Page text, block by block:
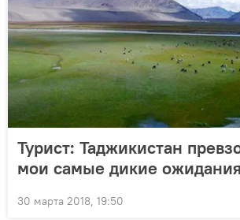
Турист: Таджикистан
мои самые дикие ожидания
30 марта 2018, 19:50